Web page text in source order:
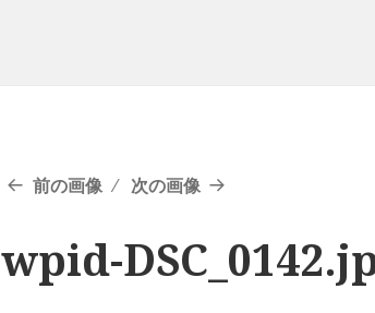
前の画像 次の画像
wpid-